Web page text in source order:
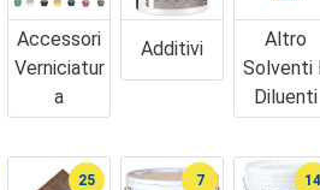
Accessori
Verniciatur
A
Additivi
Altro
Solventi
Diluenti
25 7 14